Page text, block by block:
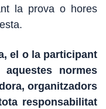
la prova o hores
el o la participant
normes
organitzadors
responsabilitat